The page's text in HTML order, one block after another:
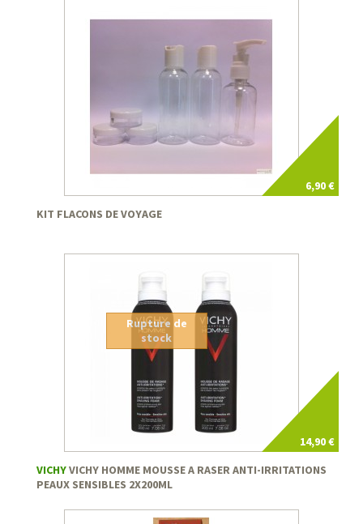
6,90 €
KIT FLACONS DE VOYAGE
14,90 €
Rupture de
stock
VICHYVICHY HOMME MOUSSE A RASER ANTI-IRRITATIONS
PEAUX SENSIBLES 2X200ML